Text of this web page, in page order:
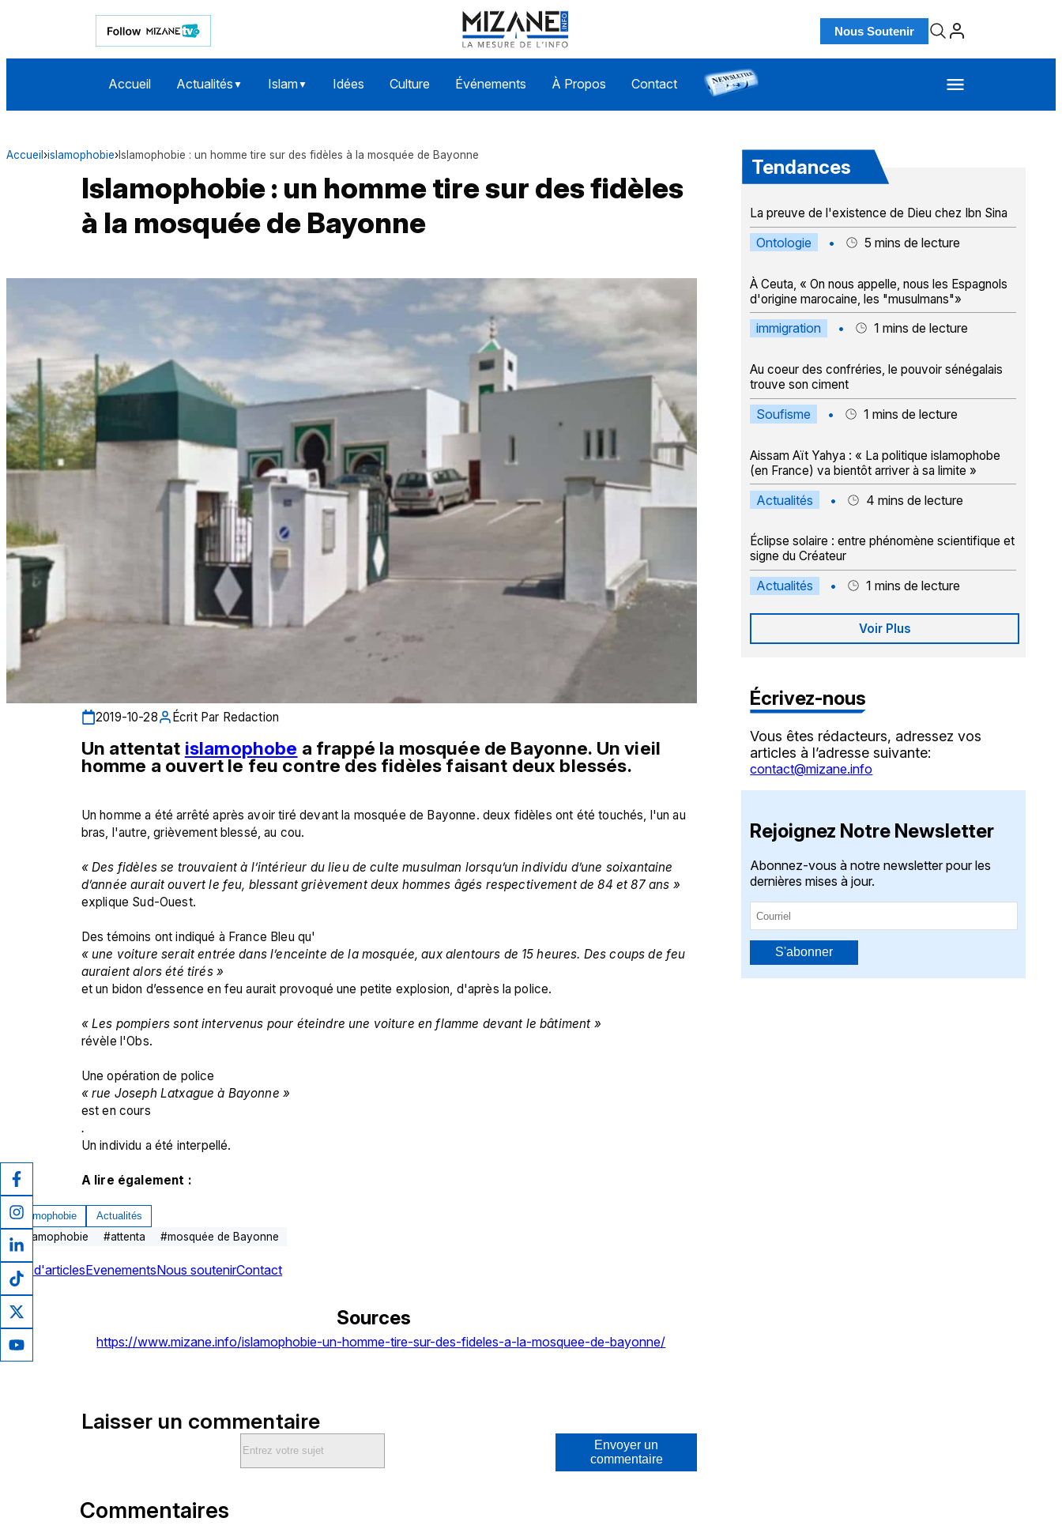
Nous Soutenir
Accueil Actualités ▼ Islam▼ Idées Culture Événements À Propos Contact
Accueil ›islamophobie›Islamophobie : un homme tire sur des fidèles à la mosquée de Bayonne
Islamophobie : un homme tire sur des fidèles
à la mosquée de Bayonne
2019-10-28 Écrit Par Redaction
Un attentat islamophobe a frappé la mosquée de Bayonne. Un vieil
homme a ouvert le feu contre des fidèles faisant deux blessés.
Un homme a été arrêté après avoir tiré devant la mosquée de Bayonne. deux fidèles ont été touchés, l'un au
bras, l'autre, grièvement blessé, au cou.
« Des fidèles se trouvaient à l’intérieur du lieu de culte musulman lorsqu’un individu d’une soixantaine
d’année aurait ouvert le feu, blessant grièvement deux hommes âgés respectivement de 84 et 87 ans »
explique Sud-Ouest.
Des témoins ont indiqué à France Bleu qu'
« une voiture serait entrée dans l’enceinte de la mosquée, aux alentours de 15 heures. Des coups de feu
auraient alors été tirés »
et un bidon d’essence en feu aurait provoqué une petite explosion, d'après la police.
« Les pompiers sont intervenus pour éteindre une voiture en flamme devant le bâtiment »
révèle l'Obs.
Une opération de police
« rue Joseph Latxague à Bayonne »
est en cours
.
Un individu a été interpellé.
A lire également :
Islamophobie Actualités
islamophobie #attenta #mosquée de Bayonne
Plus d'articlesEvenementsNous soutenirContact
Sources
https://www.mizane.info/islamophobie-un-homme-tire-sur-des-fideles-a-la-mosquee-de-bayonne/
Laisser un commentaire
Envoyer un
commentaire
Commentaires
Tendances
La preuve de l'existence de Dieu chez Ibn Sina
Ontologie • 5 mins de lecture
À Ceuta, « On nous appelle, nous les Espagnols
d'origine marocaine, les "musulmans"»
immigration • 1 mins de lecture
Au coeur des confréries, le pouvoir sénégalais
trouve son ciment
Soufisme • 1 mins de lecture
Aissam Aït Yahya : « La politique islamophobe
(en France) va bientôt arriver à sa limite »
Actualités • 4 mins de lecture
Éclipse solaire : entre phénomène scientifique et
signe du Créateur
Actualités • 1 mins de lecture
Voir Plus
Écrivez-nous
Vous êtes rédacteurs, adressez vos
articles à l’adresse suivante:
contact@mizane.info
Rejoignez Notre Newsletter
Abonnez-vous à notre newsletter pour les
dernières mises à jour.
S'abonner